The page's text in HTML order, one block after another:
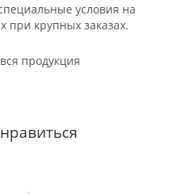
условия на
при крупных заказах.
продукция